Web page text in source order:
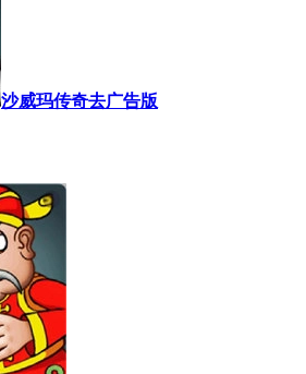
沙威玛传奇去广告版